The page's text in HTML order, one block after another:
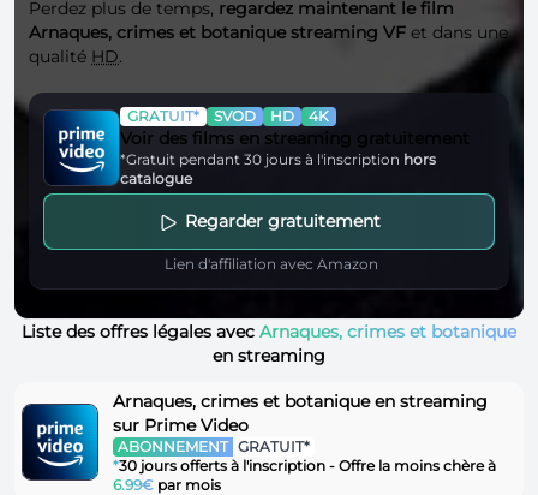
Perdez plus de temps, regardez maintenant le film
Arnaques, crimes et botanique streaming VF et dans une
qualité HD.
GRATUIT* SVOD HD 4K
Voir des films en streaming gratuitement
*Gratuit pendant 30 jours à l'inscription hors
catalogue
Regarder gratuitement
Lien d'affiliation avec Amazon
Liste des offres légales avec Arnaques, crimes et botanique
en streaming
Arnaques, crimes et botanique en streaming
sur Prime Video
ABONNEMENT GRATUIT*
*30 jours offerts à l'inscription - Offre la moins chère à
6.99€ par mois